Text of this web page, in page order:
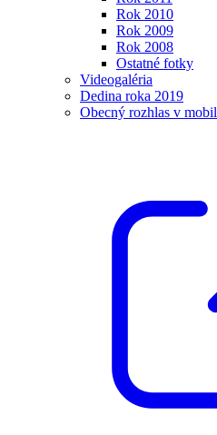
Rok 2010
Rok 2009
Rok 2008
Ostatné fotky
Videogaléria
Dedina roka 2019
Obecný rozhlas v